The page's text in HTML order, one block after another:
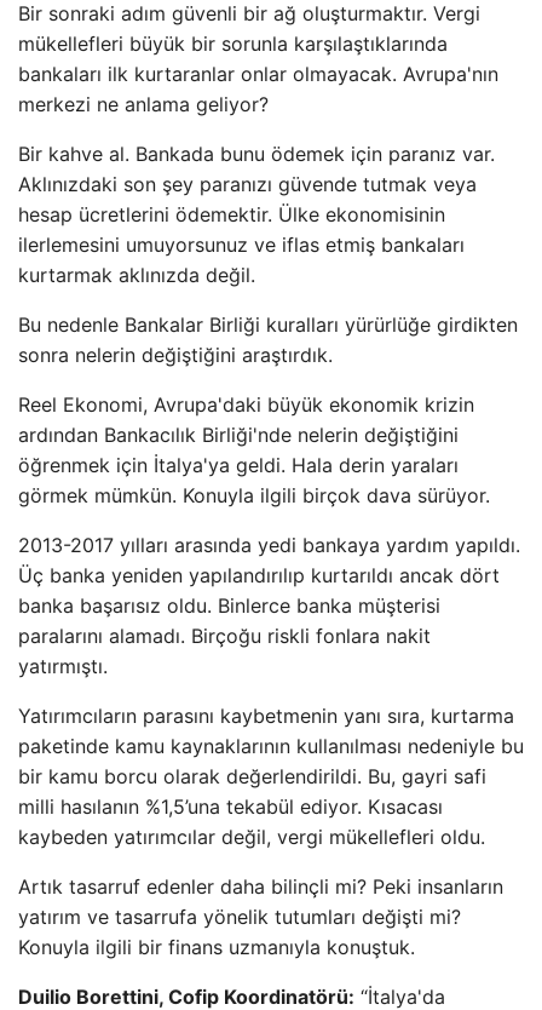
Bir sonraki adım güvenli bir ağ oluşturmaktır. Vergi
mükellefleri büyük bir sorunla karşılaştıklarında
bankaları ilk kurtaranlar onlar olmayacak. Avrupa'nın
merkezi ne anlama geliyor?
Bir kahve al. Bankada bunu ödemek için paranız var.
Aklınızdaki son şey paranızı güvende tutmak veya
hesap ücretlerini ödemektir. Ülke ekonomisinin
ilerlemesini umuyorsunuz ve iflas etmiş bankaları
kurtarmak aklınızda değil.
Bu nedenle Bankalar Birliği kuralları yürürlüğe girdikten
sonra nelerin değiştiğini araştırdık.
Reel Ekonomi, Avrupa'daki büyük ekonomik krizin
ardından Bankacılık Birliği'nde nelerin değiştiğini
öğrenmek için İtalya'ya geldi. Hala derin yaraları
görmek mümkün. Konuyla ilgili birçok dava sürüyor.
2013-2017 yılları arasında yedi bankaya yardım yapıldı.
Üç banka yeniden yapılandırılıp kurtarıldı ancak dört
banka başarısız oldu. Binlerce banka müşterisi
paralarını alamadı. Birçoğu riskli fonlara nakit
yatırmıştı.
Yatırımcıların parasını kaybetmenin yanı sıra, kurtarma
paketinde kamu kaynaklarının kullanılması nedeniyle bu
bir kamu borcu olarak değerlendirildi. Bu, gayri safi
milli hasılanın %1,5’una tekabül ediyor. Kısacası
kaybeden yatırımcılar değil, vergi mükellefleri oldu.
Artık tasarruf edenler daha bilinçli mi? Peki insanların
yatırım ve tasarrufa yönelik tutumları değişti mi?
Konuyla ilgili bir finans uzmanıyla konuştuk.
Duilio Borettini, Cofip Koordinatörü: “İtalya'da